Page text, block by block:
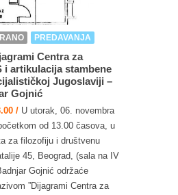
PREDAVANJA
Centra za
i artikulacija stambene
Jugoslaviji –
Gojnić
/ U utorak, 06. novembra
od 13.00 časova, u
za filozofiju i društvenu
45, Beograd, (sala na IV
Gojnić održaće
”Dijagrami Centra za